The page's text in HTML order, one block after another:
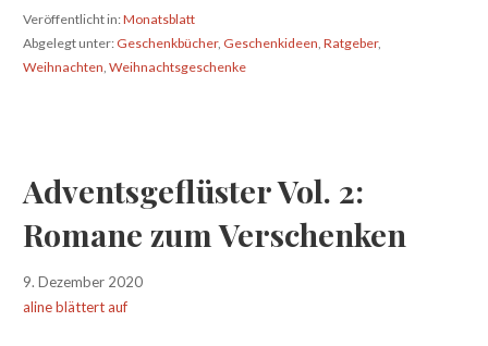
Veröffentlicht in:Monatsblatt
Abgelegt unter: Geschenkbücher, Geschenkideen Ratgeber,
Weihnachten Weihnachtsgeschenke
Adventsgeflüster Vol. 2:
Romane zum Verschenken
9. Dezember 2020
aline blättert auf